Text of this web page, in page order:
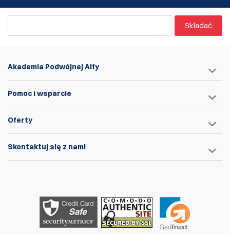
Składać
Akademia Podwójnej Alfy
Pomoc i wsparcie
Oferty
Skontaktuj się z nami